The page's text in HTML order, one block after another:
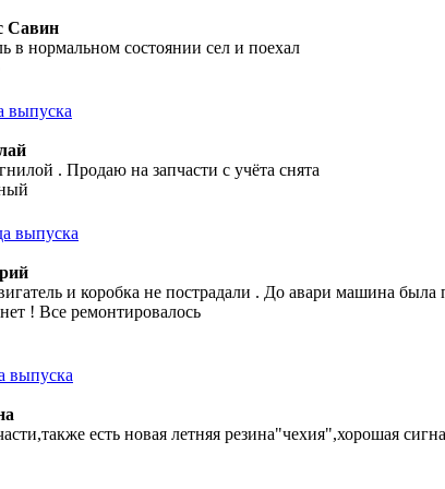
Савин
в нормальном состоянии сел и поехал
. Продаю на запчасти с учёта снята
и коробка не пострадали . До авари машина
! Все ремонтировалось
есть новая летняя резина"чехия",хорошая